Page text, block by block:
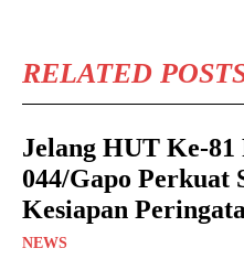
RELATED
Jelang HUT Ke-
044/Gapo Perkuat
Kesiapan
NEWS